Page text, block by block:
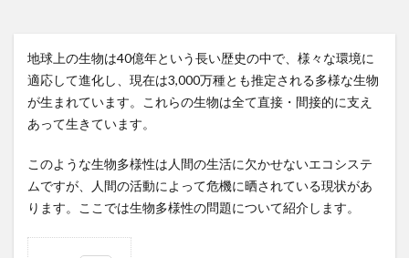
地球上の生物は40億年という長い歴史の中で、様々な環境に
適応して進化し、現在は3,000万種とも推定される多様な生物
が生まれています。これらの生物は全て直接・間接的に支え
あって生きています。
このような生物多様性は人間の生活に欠かせないエコシステ
ムですが、人間の活動によって危機に晒されている現状があ
ります。ここでは生物多様性の問題について紹介します。